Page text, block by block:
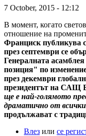
7 October, 2015 - 12:12
В момент, когато
отношение на
Франциск публикува
през септември се
Генералната
позиция" по
през декември
президентът на САЩ
ще е най-голямото
драматично от всички
продължават с
Влез или се